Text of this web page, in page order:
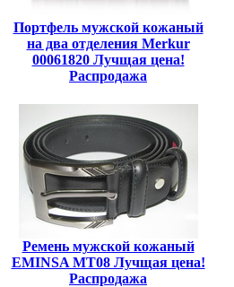
Портфель мужской кожаный
на два отделения Merkur
00061820 Лучщая цена!
Распродажа
Ремень мужской кожаный
EMINSA MT08 Лучщая цена!
Распродажа